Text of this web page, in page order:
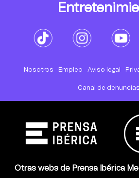
Nosotros Empleo Aviso legal
Canal de denuncias
Otras webs de Prensa Ibérica